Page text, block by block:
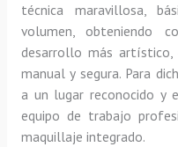
técnica maravillosa,
volumen, obteniendo
desarrollo más
manual y segura. Para
a un lugar reconocido y
equipo de trabajo
maquillaje integrado.